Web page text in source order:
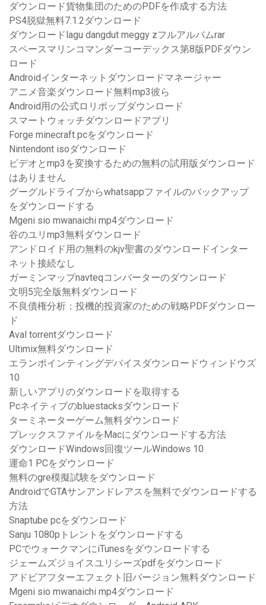
ダウンロード貨物集団のためのPDFを作成する方法
PS4脱獄無料7.1.2ダウンロード
ダウンロードlagu dangdut meggy zフルアルバムrar
スペースマリンコマンダーコーデックス第8版PDFダウン
ロード
Androidインターネットダウンロードマネージャー
アニメ音楽ダウンロード無料mp3彼ら
Android用の公式ロリポップダウンロード
スマートウォッチダウンロードアプリ
Forge minecraft pcをダウンロード
Nintendont isoダウンロード
ビデオとmp3を変換するための無料の試用版ダウンロード
はありません
グーグルドライブからwhatsappファイルのバックアップ
をダウンロードする
Mgeni sio mwanaichi mp4ダウンロード
谷のユリmp3無料ダウンロード
アンドロイド用の無料のkjv聖書のダウンロードインター
ネット接続なし
ガーミンマップnavteqコンバーターのダウンロード
文明5完全版無料ダウンロード
不良債権分析：投機的投資家のための戦略PDFダウンロー
ド
Aval torrentダウンロード
Ultimix無料ダウンロード
エランポインティングデバイスダウンロードウィンドウズ
10
新しいアプリのダウンロードを取得する
Pcネイティブのbluestacksダウンロード
ターミネーターゲーム無料ダウンロード
プレックスファイルをMacにダウンロードする方法
ダウンロードWindows回復ツールWindows 10
運命1 PCをダウンロード
無料のgre模擬試験をダウンロード
AndroidでGTAサンアンドレアスを無料でダウンロードする
方法
Snaptube pcをダウンロード
Sanju 1080pトレントをダウンロードする
PCでウォークマンにiTunesをダウンロードする
ジェームズジョイスユリシーズpdfをダウンロード
アドビアフターエフェクト旧バージョン無料ダウンロード
Mgeni sio mwanaichi mp4ダウンロード